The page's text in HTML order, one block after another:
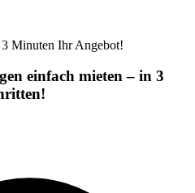
Minuten Ihr Angebot!
einfach mieten – in 3